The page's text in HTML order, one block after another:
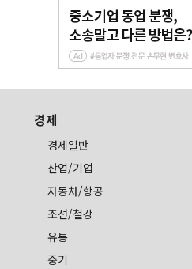
경제
경제일반
산업/기업
자동차/항공
조선/철강
유통
중기